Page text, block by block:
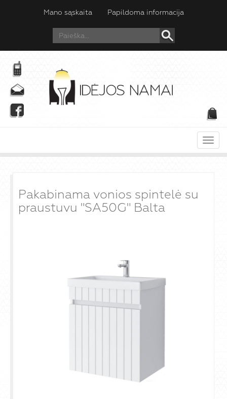
Mano sąskaita Papildoma informacija
Pakabinama vonios spintelė su
praustuvu "SA50G" Balta